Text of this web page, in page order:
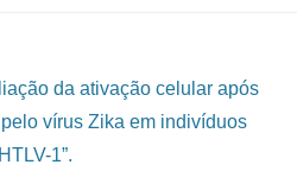
da ativação celular após
vírus Zika em indivíduos
1”.